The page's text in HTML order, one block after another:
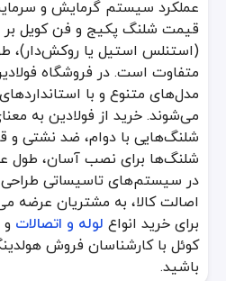
عملکرد سیستم گرمایش و
قیمت شلنگ پکیج و فن کویل
(استنلس استیل یا روکش‌دار)،
متفاوت است. در فروشگاه
مدل‌های متنوع و با
می‌شوند. خرید از فولادین به
شلنگ‌هایی با دوام، ضد نشتی و
شلنگ‌ها برای نصب آسان، طول
در سیستم‌های تاسیساتی
اصالت کالا، به مشتریان عرضه
برای خرید انواع لوله و اتصالات
کوئل با کارشناسان فروش
باشید.